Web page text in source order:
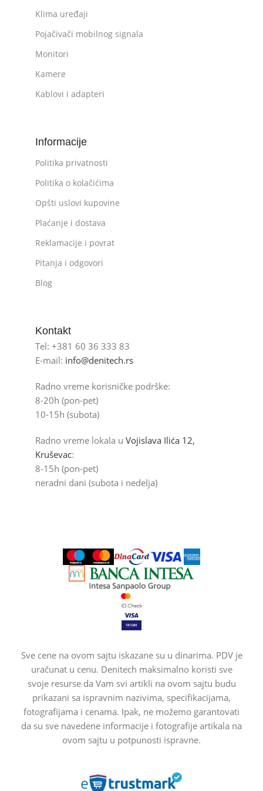
Klima uređaji
Pojačivači mobilnog signala
Monitori
Kamere
Kablovi i adapteri
Informacije
Politika privatnosti
Politika o kolačićima
Opšti uslovi kupovine
Plaćanje i dostava
Reklamacije i povrat
Pitanja i odgovori
Blog
Kontakt
Tel: +381 60 36 333 83
E-mail: info@denitech.rs
Radno vreme korisničke podrške:
8-20h (pon-pet)
10-15h (subota)
Radno vreme lokala u Vojislava Ilića 12,
Kruševac:
8-15h (pon-pet)
neradni dani (subota i nedelja)
Sve cene na ovom sajtu iskazane su u dinarima. PDV je
uračunat u cenu. Denitech maksimalno koristi sve
svoje resurse da Vam svi artikli na ovom sajtu budu
prikazani sa ispravnim nazivima, specifikacijama,
fotografijama i cenama. Ipak, ne možemo garantovati
da su sve navedene informacije i fotografije artikala na
ovom sajtu u potpunosti ispravne.